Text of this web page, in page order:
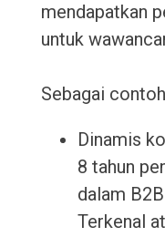
mendapatkan
untuk
Sebagai
Dinamis
8 tahun
dalam
Terkenal